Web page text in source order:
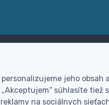
darček
jeho obsah a
súhlasíte tiež
na sociálnych